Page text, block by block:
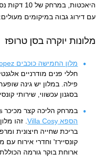
היאכטות,
עם דירוג גבוה במיקומים מעולים:
מלונות יוקרה בסן טרופז
מלון החמישה כוכבים Hôtel Sezz Saint-Tropez
חללי פנים מודרניים
פילה. במלון יש גינה
בסגנון עכשווי, שירותי
במרחק הליכה קצר מכיכר Place des Lices נמצא
הספא Villa Cosy
. זהו
בריכת שחייה חיצונית
קונסיירז' וחדרי אירוח
ארוחת בוקר גורמה